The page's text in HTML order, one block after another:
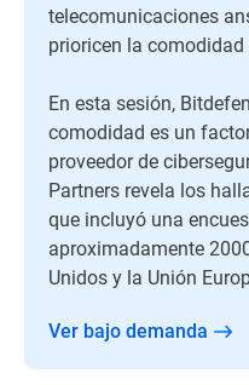
telecomunicaciones
prioricen la
En esta sesión,
comodidad es un
proveedor de
Partners revela los
que incluyó una
aproximadamente
Unidos y la Unión
Ver bajo demanda